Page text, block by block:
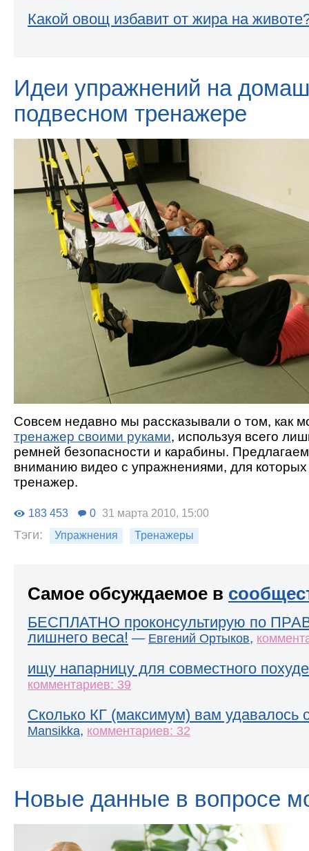
Какой овощ избавит от жира на
Идеи упражнений на
подвесном тренажере
Совсем недавно мы рассказывали о том, как
тренажер своими руками, используя всего
ремней безопасности и карабины.
вниманию видео с упражнениями, для
тренажер.
183 453 0 31 марта 2010, 15:00
Тэги: Упражнения Тренажеры
Самое обсуждаемое в
БЕСПЛАТНО проконсультирую по
лишнего веса! — Евгений Ортыков,
ищу напарницу для совместного
комментариев: 39
Сколько КГ (максимум) вам удавалось
Mansikka, комментариев: 32
Новые данные в вопросе